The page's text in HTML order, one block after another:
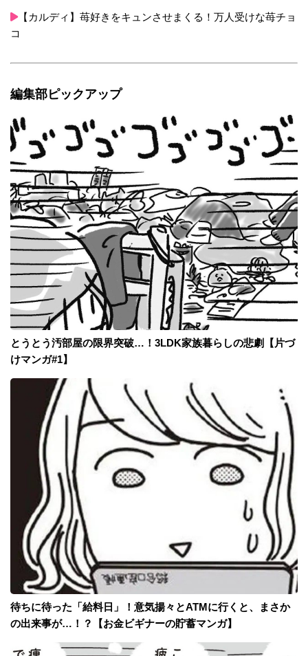
【カルディ】苺好きをキュンさせまくる！万人受けな苺チョ
コ
編集部ピックアップ
とうとう汚部屋の限界突破…！3LDK家族暮らしの悲劇【片づ
けマンガ#1】
待ちに待った「給料日」！意気揚々とATMに行くと、まさか
の出来事が…！？【お金ビギナーの貯蓄マンガ】